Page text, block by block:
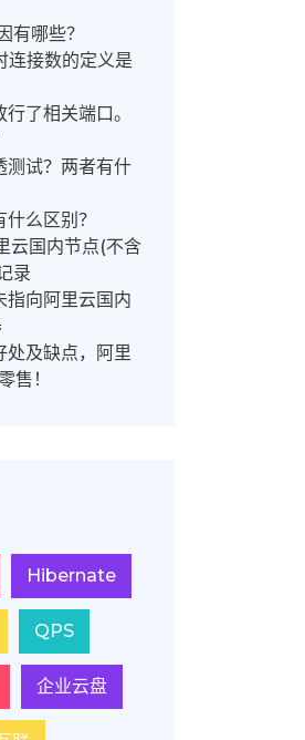
有哪些？
连接数的定义是
了相关端口。
测试？两者有什
么区别？
云国内节点(不含
录
指向阿里云国内
处及缺点，阿里
售！
Hibernate
QPS
企业云盘